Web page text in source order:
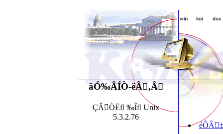
äÓ‰ÂÍÒ-ëÂ‚Â
ÇÂÒËﬂ ‰Îﬂ Unix
5.3.2.76